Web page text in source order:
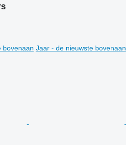
bovenaan Jaar - de nieuwste bovenaan